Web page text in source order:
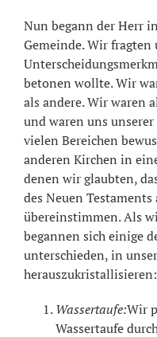
Nun begann der Herr
Gemeinde. Wir fragten
betonen wollte. Wir
als andere. Wir waren
und waren uns
vielen Bereichen
anderen Kirchen in
denen wir glaubten,
des Neuen
übereinstimmen. Als
begannen sich einige
unterschieden, in
herauszukristallisieren:
Wassertaufe:Wir
Wassertaufe